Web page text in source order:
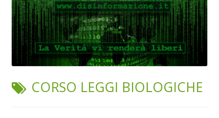
TAG:
CORSO LEGGI BIOLOGICHE